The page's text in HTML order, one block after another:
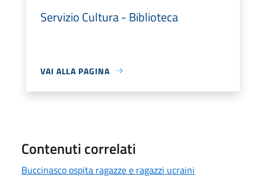
Servizio Cultura - Biblioteca
VAI ALLA PAGINA
Contenuti correlati
Buccinasco ospita ragazze e ragazzi ucraini